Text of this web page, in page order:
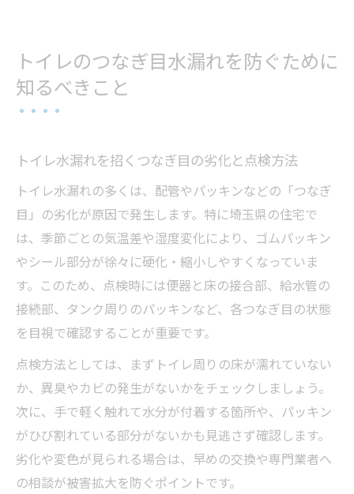
トイレのつなぎ目水漏れを防ぐために
知るべきこと
トイレ水漏れを招くつなぎ目の劣化と点検方法
トイレ水漏れの多くは、配管やパッキンなどの「つなぎ
目」の劣化が原因で発生します。特に埼玉県の住宅で
は、季節ごとの気温差や湿度変化により、ゴムパッキン
やシール部分が徐々に硬化・縮小しやすくなっていま
す。このため、点検時には便器と床の接合部、給水管の
接続部、タンク周りのパッキンなど、各つなぎ目の状態
を目視で確認することが重要です。
点検方法としては、まずトイレ周りの床が濡れていない
か、異臭やカビの発生がないかをチェックしましょう。
次に、手で軽く触れて水分が付着する箇所や、パッキン
がひび割れている部分がないかも見逃さず確認します。
劣化や変色が見られる場合は、早めの交換や専門業者へ
の相談が被害拡大を防ぐポイントです。